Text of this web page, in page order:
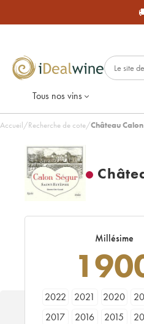
Tous nos vins
Accueil/Recherche de cote/Château
Millésime
2022 2021 2020
2017
2016 2015